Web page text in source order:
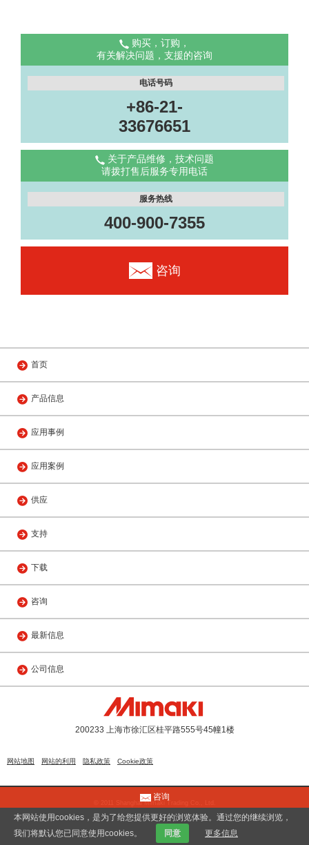
购买，订购，
有关解决问题，支援的咨询
电话号码
+86-21-
33676651
关于产品维修，技术问题
请拨打售后服务专用电话
服务热线
400-900-7355
咨询
首页
产品信息
应用事例
应用案例
供应
支持
下载
咨询
最新信息
公司信息
200233 上海市徐汇区桂平路555号45幢1楼
网站地图 网站的利用 隐私政策 Cookie政策
© 2011 Shanghai Mimaki Trading Co., Ltd.
咨询
本网站使用cookies，是为了给您提供更好的浏览体验。通过您的继续浏览，
我们将默认您已同意使用cookies。
同意 更多信息